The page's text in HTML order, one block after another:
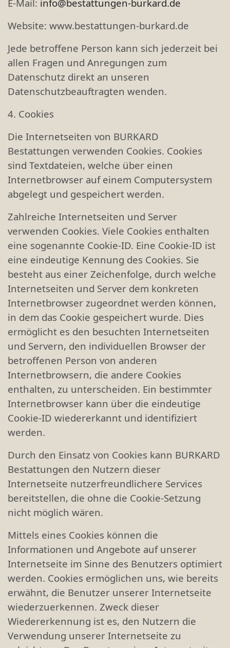
E-Mail: info@bestattungen-burkard.de
Website: www.bestattungen-burkard.de
Jede betroffene Person kann sich jederzeit bei
allen Fragen und Anregungen zum
Datenschutz direkt an unseren
Datenschutzbeauftragten wenden.
4. Cookies
Die Internetseiten von BURKARD
Bestattungen verwenden Cookies. Cookies
sind Textdateien, welche über einen
Internetbrowser auf einem Computersystem
abgelegt und gespeichert werden.
Zahlreiche Internetseiten und Server
verwenden Cookies. Viele Cookies enthalten
eine sogenannte Cookie-ID. Eine Cookie-ID ist
eine eindeutige Kennung des Cookies. Sie
besteht aus einer Zeichenfolge, durch welche
Internetseiten und Server dem konkreten
Internetbrowser zugeordnet werden können,
in dem das Cookie gespeichert wurde. Dies
ermöglicht es den besuchten Internetseiten
und Servern, den individuellen Browser der
betroffenen Person von anderen
Internetbrowsern, die andere Cookies
enthalten, zu unterscheiden. Ein bestimmter
Internetbrowser kann über die eindeutige
Cookie-ID wiedererkannt und identifiziert
werden.
Durch den Einsatz von Cookies kann BURKARD
Bestattungen den Nutzern dieser
Internetseite nutzerfreundlichere Services
bereitstellen, die ohne die Cookie-Setzung
nicht möglich wären.
Mittels eines Cookies können die
Informationen und Angebote auf unserer
Internetseite im Sinne des Benutzers optimiert
werden. Cookies ermöglichen uns, wie bereits
erwähnt, die Benutzer unserer Internetseite
wiederzuerkennen. Zweck dieser
Wiedererkennung ist es, den Nutzern die
Verwendung unserer Internetseite zu